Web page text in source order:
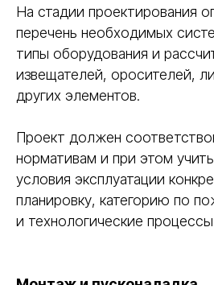
На стадии проектирования
перечень необходимых
типы оборудования и
извещателей, оросителей,
других элементов.
Проект должен
нормативам и при этом
условия эксплуатации
планировку, категорию по
и технологические